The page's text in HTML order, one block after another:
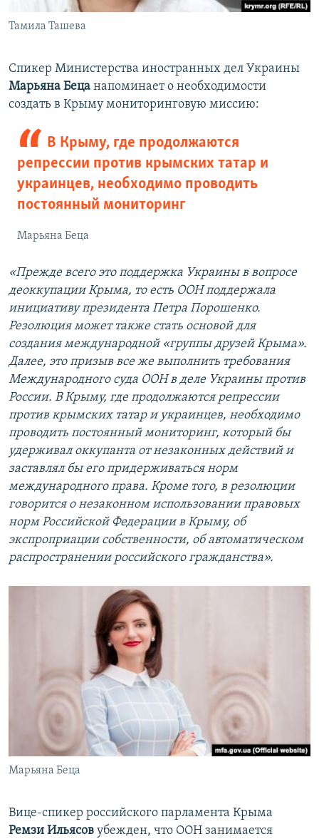
Тамила Ташева
Спикер Министерства иностранных дел Украины
Марьяна Беца напоминает о необходимости
создать в Крыму мониторинговую миссию:
В Крыму, где продолжаются
репрессии против крымских татар и
украинцев, необходимо проводить
постоянный мониторинг
Марьяна Беца
«Прежде всего это поддержка Украины в вопросе
деоккупации Крыма, то есть ООН поддержала
инициативу президента Петра Порошенко.
Резолюция может также стать основой для
создания международной «группы друзей Крыма».
Далее, это призыв все же выполнить требования
Международного суда ООН в деле Украины против
России. В Крыму, где продолжаются репрессии
против крымских татар и украинцев, необходимо
проводить постоянный мониторинг, который бы
удерживал оккупанта от незаконных действий и
заставлял бы его придерживаться норм
международного права. Кроме того, в резолюции
говорится о незаконном использовании правовых
норм Российской Федерации в Крыму, об
экспроприации собственности, об автоматическом
распространении российского гражданства».
Марьяна Беца
​Вице-спикер российского парламента Крыма
Ремзи Ильясов убежден, что ООН занимается